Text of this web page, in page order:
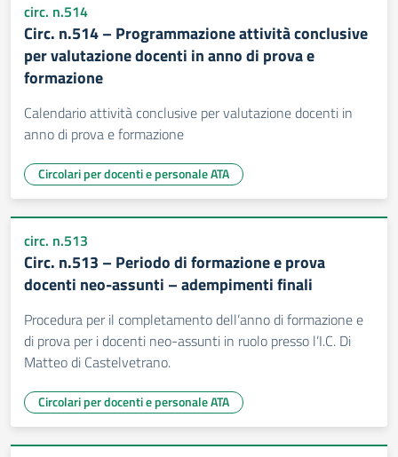
circ. n.514
Circ. n.514 – Programmazione attività conclusive
per valutazione docenti in anno di prova e
formazione
Calendario attività conclusive per valutazione docenti in
anno di prova e formazione
Circolari per docenti e personale ATA
circ. n.513
Circ. n.513 – Periodo di formazione e prova
docenti neo-assunti – adempimenti finali
Procedura per il completamento dell’anno di formazione e
di prova per i docenti neo-assunti in ruolo presso l’I.C. Di
Matteo di Castelvetrano.
Circolari per docenti e personale ATA